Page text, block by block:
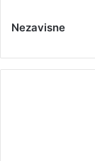
Nezavisne